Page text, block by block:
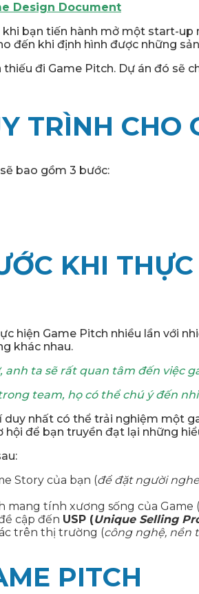
Design Document
bạn tiến hành mở một start-
đến khi định hình được những
đi Game Pitch. Dự án đó sẽ
TRÌNH CHO
bao gồm 3 bước:
KHI
hiện Game Pitch nhiều lần với
khác nhau.
ta sẽ rất quan tâm đến việc
team, họ có thể chú ý đến
duy nhất có thể trải nghiệm một
hội để bạn truyền đạt lại những
Story của bạn (để đặt người
mang tính xương sống của Game (
cập đến USP (Unique Selling
trên thị trường (công nghệ, nền
PITCH